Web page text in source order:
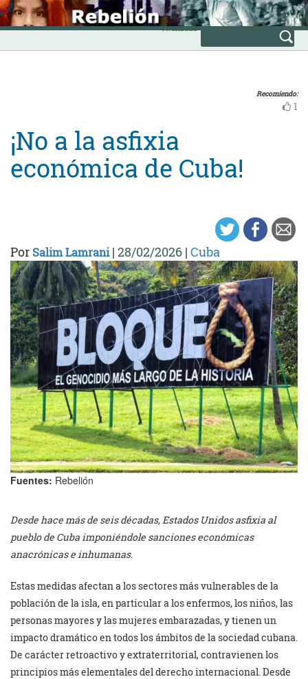
Skip
to
content
INICIO
Avanzada
Recomiendo:
1
¡No a la asfixia
económica de Cuba!
Por Salim Lamrani| 28/02/2026 | Cuba
Fuentes: Rebelión
Desde hace más de seis décadas, Estados Unidos asfixia al
pueblo de Cuba imponiéndole sanciones económicas
anacrónicas e inhumanas.
Estas medidas afectan a los sectores más vulnerables de la
población de la isla, en particular a los enfermos, los niños, las
personas mayores y las mujeres embarazadas, y tienen un
impacto dramático en todos los ámbitos de la sociedad cubana.
De carácter retroactivo y extraterritorial, contravienen los
principios más elementales del derecho internacional. Desde